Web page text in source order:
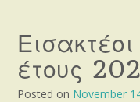
έτους
Posted on November